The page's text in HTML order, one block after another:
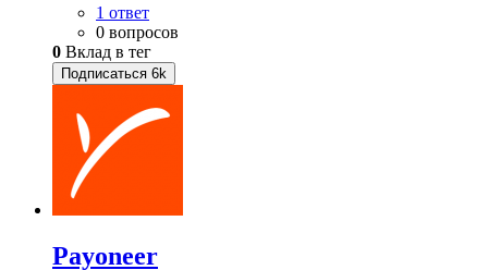
1 ответ
0 вопросов
0 Вклад в тег
Подписаться 6k
Payoneer